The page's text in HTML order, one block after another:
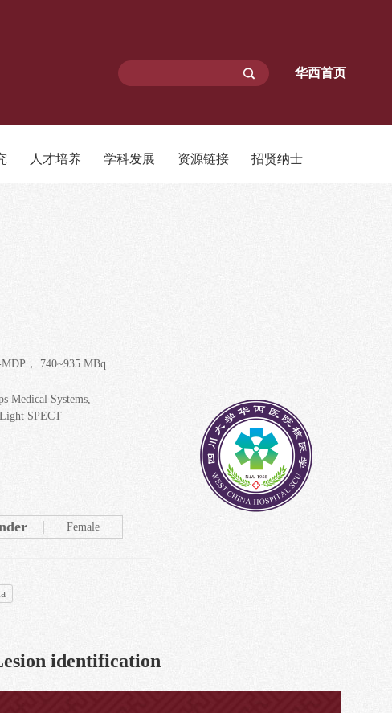
华西首页
人才培养 学科发展 资源链接 招贤纳士
， 740~935 MBq
Medical Systems,
SPECT
Female
identification